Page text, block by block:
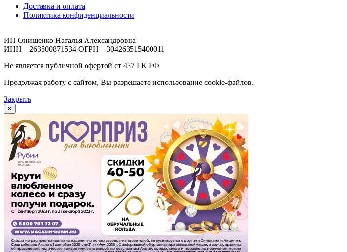
Доставка и оплата
Поликтика конфиденциальности
ИП Онищенко Наталья Александровна
ИНН – 263500871534 ОГРН – 304263515400011
Не является публичной офертой ст 437 ГК РФ
Продолжая работу с сайтом, Вы разрешаете использование cookie-файлов.
Закрыть
×